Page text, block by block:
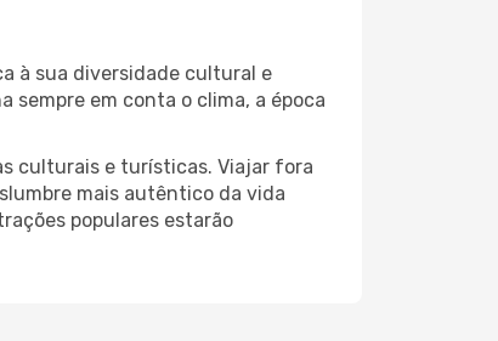
à sua diversidade cultural e
sempre em conta o clima, a época
culturais e turísticas. Viajar fora
mais autêntico da vida
populares estarão